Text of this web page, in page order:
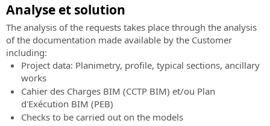
ferrée
SierraSoft
Roads
Logiciel
BIM
pour
la
conception
de
SierraSoft
Coaching
Service
de
mentorat
personnalisé
à
distance
Analyse et solution
The analysis of the requests takes place through the analysis
of the documentation made available by the Customer
including:
Project data: Planimetry, profile, typical sections, ancillary
works
Cahier des Charges BIM (CCTP BIM) et/ou Plan
d'Exécution BIM (PEB)
Checks to be carried out on the models